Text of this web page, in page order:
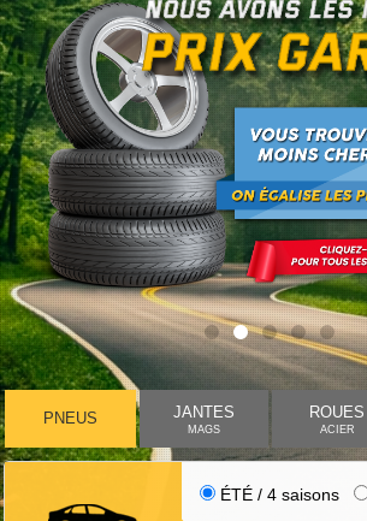
PNEUS JANTES
MAGS
ROUES
ACIER
ÉTÉ / 4 saisons